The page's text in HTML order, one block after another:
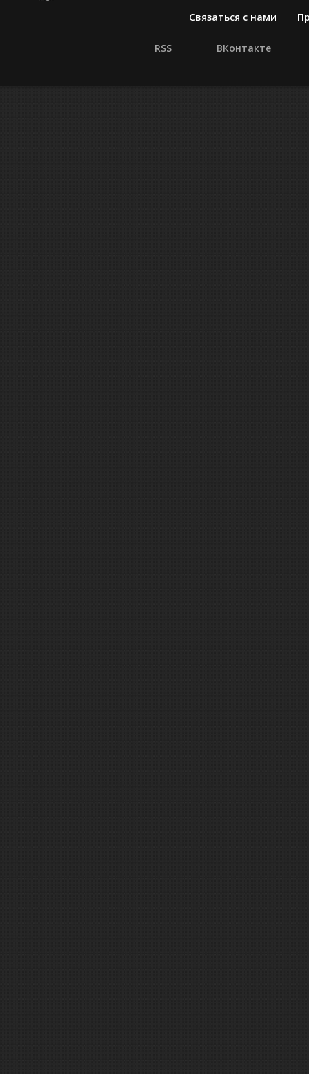
Связаться с нами
RSS ВКонтакте